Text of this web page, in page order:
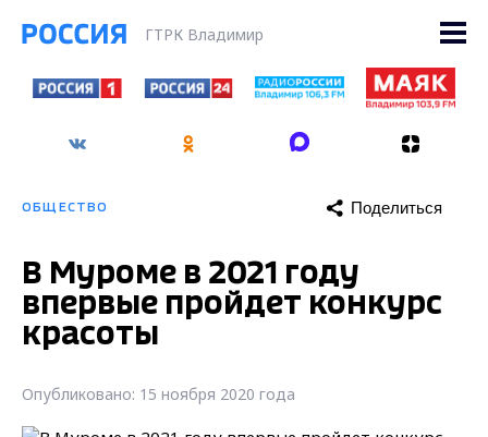
ГТРК Владимир
ОБЩЕСТВО Поделиться
В Муроме в 2021 году
впервые пройдет конкурс
красоты
Опубликовано: 15 ноября 2020 года